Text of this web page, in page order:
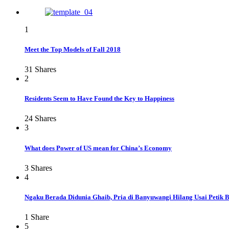
1
Meet the Top Models of Fall 2018
31 Shares
2
Residents Seem to Have Found the Key to Happiness
24 Shares
3
What does Power of US mean for China’s Economy
3 Shares
4
Ngaku Berada Didunia Ghaib, Pria di Banyuwangi Hilang Usai Petik
1 Share
5